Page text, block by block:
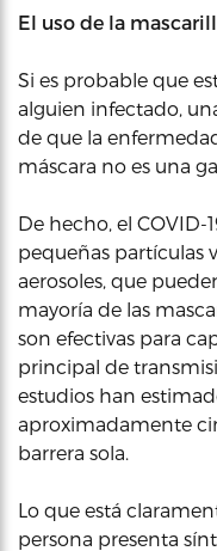
El uso de la
Si es probable que
alguien infectado,
de que la
máscara no es una
De hecho, el COVID-
pequeñas partículas
aerosoles, que
mayoría de las
son efectivas para
principal de
estudios han
aproximadamente
barrera sola.
Lo que está
persona presenta